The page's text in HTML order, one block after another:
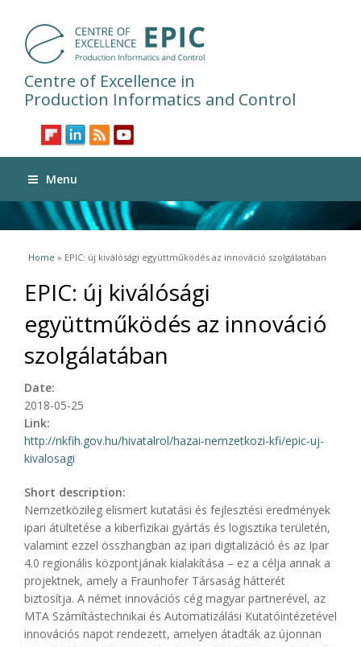
Centre of Excellence in
Production Informatics and Control
Menu
You are here
Home » EPIC: új kiválósági együttműködés az innováció szolgálatában
EPIC: új kiválósági
együttműködés az innováció
szolgálatában
Date:
2018-05-25
Link:
http://nkfih.gov.hu/hivatalrol/hazai-nemzetkozi-kfi/epic-uj-
kivalosagi
Short description:
Nemzetközileg elismert kutatási és fejlesztési eredmények
ipari átültetése a kiberfizikai gyártás és logisztika területén,
valamint ezzel összhangban az ipari digitalizáció és az Ipar
4.0 regionális központjának kialakítása – ez a célja annak a
projektnek, amely a Fraunhofer Társaság hátterét
biztosítja. A német innovációs cég magyar partnerével, az
MTA Számítástechnikai és Automatizálási Kutatóintézetével
innovációs napot rendezett, amelyen átadták az újonnan